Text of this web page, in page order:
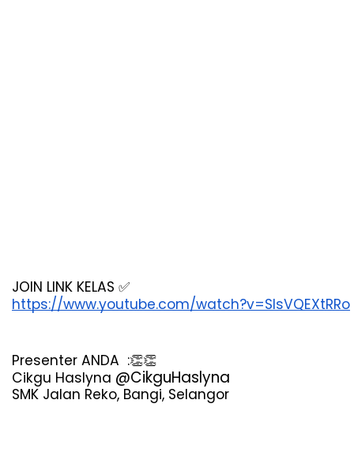
JOIN LINK KELAS ✅
https://www.youtube.com/watch?v=SlsVQEXtRRo
Presenter ANDA  :👏👏
Cikgu Haslyna @CikguHaslyna
SMK Jalan Reko, Bangi, Selangor